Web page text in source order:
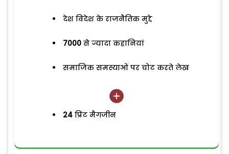
देश विदेश के राजनैतिक मुद्दे
7000 से ज्यादा कहानियां
समाजिक समस्याओं पर चोट करते लेख
24 प्रिंट मैगजीन